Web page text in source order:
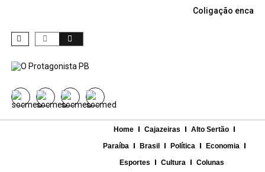
Coligação
Home Cajazeiras
Alto Sertão
Paraíba
Brasil Política
Economia
Esportes
Cultura Colunas